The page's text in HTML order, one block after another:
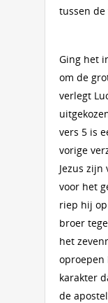
tussen de
Ging het
om de
verlegt
vers 5 is
vorige
Jezus
voor het
riep hij
broer
het
oproepen
karakter
de